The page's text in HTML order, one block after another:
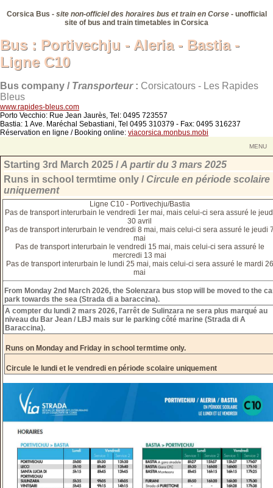
Corsica Bus - site non-officiel des horaires bus et train en Corse- unofficial
site of bus and train timetables in Corsica
Bus : Portivechju - Aleria - Bastia -
Ligne C10
Bus : Portivechju - Aleria - Bastia -
Ligne C10
Bus company / Transporteur: Corsicatours - Les Rapides
Bleus
www.rapides-bleus.com
Porto Vecchio: Rue Jean Jaurès, Tel: 0495 723557
Bastia: 1 Ave. Maréchal Sebastiani, Tel 0495 310379 - Fax: 0495 316237
Réservation en ligne / Booking online: viacorsica.monbus.mobi
MENU
Starting 3rd March 2025 /A partir du 3 mars 2025
Runs in school termtime only / Circule en période scolaire
uniquement
Ligne C10 - Portivechju/Bastia
Pas de transport interurbain le vendredi 1er mai, mais celui-ci sera assuré le
30 avril
Pas de transport interurbain le vendredi 8 mai, mais celui-ci sera assuré le jeudi
mai
Pas de transport interurbain le vendredi 15 mai, mais celui-ci sera assuré le
mercredi 13 mai
Pas de transport interurbain le lundi 25 mai, mais celui-ci sera assuré le mardi 26
mai
From Monday 2nd March 2026, the Solenzara bus stop will be moved to the
park towards the sea (Strada di a baraccina).
A compter du lundi 2 mars 2026, l'arrêt de Sulinzara ne sera plus marqué au
niveau du Bar Jean / LBJ mais sur le parking côté marine (Strada di A
Baraccina).
Runs on Monday and Friday in school termtime only.
Circule le lundi et le vendredi en période scolaire uniquement